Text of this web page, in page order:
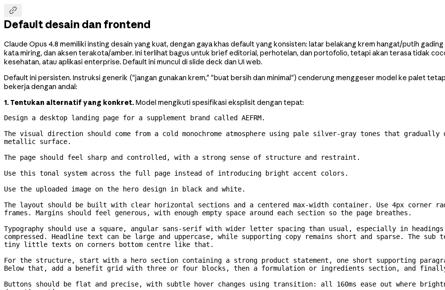

Default desain dan frontend
Claude Opus 4.8 memiliki insting desain yang kuat, dengan gaya khas default yang konsisten: latar belakang krem hangat/putih gading
kata miring, dan aksen terakota/amber. Ini terlihat bagus untuk brief editorial, perhotelan, dan portofolio, tetapi akan terasa tidak
kesehatan, atau aplikasi enterprise. Default ini muncul di slide deck dan UI web.
Default ini persisten. Instruksi generik ("jangan gunakan krem," "buat bersih dan minimal") cenderung menggeser model ke palet
bekerja dengan andal:
1. Tentukan alternatif yang konkret.Model mengikuti spesifikasi eksplisit dengan tepat:
Design a desktop landing page for a supplement brand called AEFRM.
The visual direction should come from a cold monochrome atmosphere using pale silver-gray tones that gradually
metallic surface.
The page should feel sharp and controlled, with a strong sense of structure and restraint.
Use this tonal system across the full page instead of introducing bright accent colors.
Use the uploaded image on the hero design in black and white.
The layout should be built with clear horizontal sections and a centered max-width container. Use 4px corner
frames. Margins should feel generous, with enough empty space around each section so the page breathes.
Typography should use a square, angular sans-serif with wider letter spacing than usual, especially in
compressed. Headline text can be large and uppercase, while supporting copy remains short and sparse. The
tiny little texts on corners bottom centre like that.
For the structure, start with a hero section containing a strong product statement, one short supporting
Below that, add a benefit grid with three or four blocks, then a formulation or ingredients section, and
Buttons should be flat and precise, with subtle hover changes using transition: all 160ms ease out where